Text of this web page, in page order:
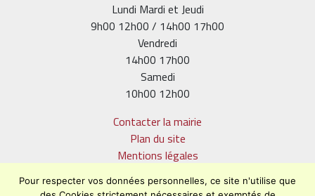
Lundi Mardi et Jeudi
9h00 12h00 / 14h00 17h00
Vendredi
14h00 17h00
Samedi
10h00 12h00
Contacter la mairie
Plan du site
Mentions légales
Confidentialité
Accessibilité (en cours)
Pour respecter vos données personnelles, ce site n'utilise que